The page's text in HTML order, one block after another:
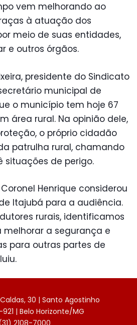
vem melhorando ao
à atuação dos
meio de suas entidades,
e outros órgãos.
presidente do Sindicato
municipal de
o município tem hoje 67
área rural. Na opinião dele,
o próprio cidadão
patrulha rural, chamando
situações de perigo.
Henrique considerou
Itajubá para a audiência.
rurais, identificamos
a segurança e
para outras partes de
30 | Santo Agostinho
921 | Belo Horizonte/MG